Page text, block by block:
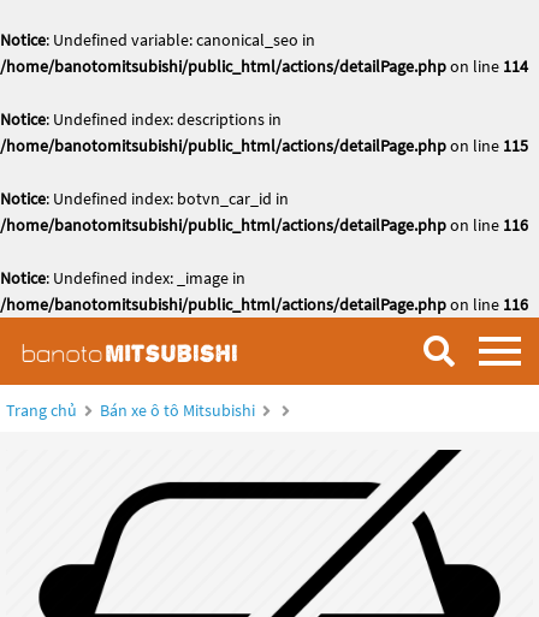
Notice: Undefined variable: canonical_seo in
/home/banotomitsubishi/public_html/actions/detailPage.phpon line 114
Notice: Undefined index: descriptions in
/home/banotomitsubishi/public_html/actions/detailPage.phpon line 115
Notice: Undefined index: botvn_car_id in
/home/banotomitsubishi/public_html/actions/detailPage.phpon line 116
Notice: Undefined index: _image in
/home/banotomitsubishi/public_html/actions/detailPage.phpon line 116
Trang chủ Bán xe ô tô Mitsubishi